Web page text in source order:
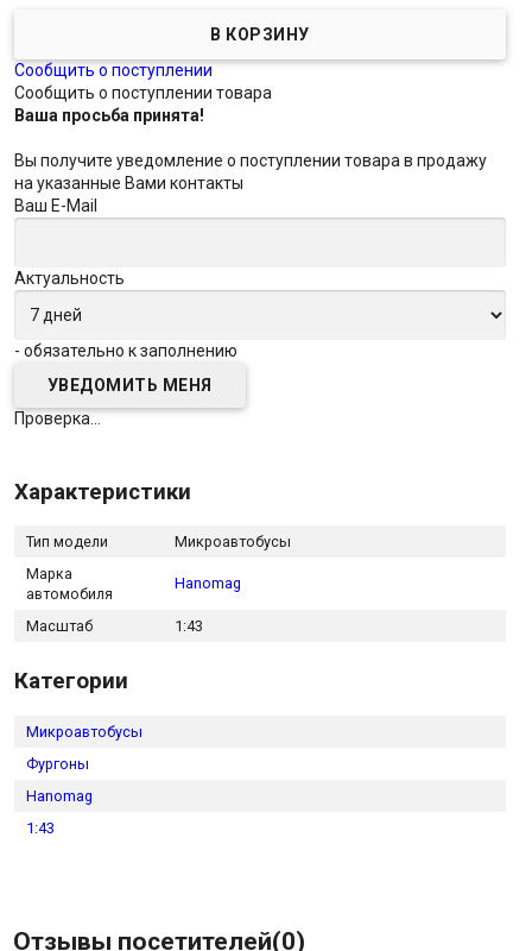
Сообщить о поступлении
Сообщить о поступлении товара
Ваша просьба принята!
Вы получите уведомление о поступлении товара в продажу
на указанные Вами контакты
Ваш E-Mail
Актуальность
- обязательно к заполнению
Проверка...
Характеристики
Тип модели
Микроавтобусы
Марка
автомобиля
Hanomag
Масштаб 1:43
Категории
Микроавтобусы
Фургоны
Hanomag
1:43
Отзывы посетителей(0)